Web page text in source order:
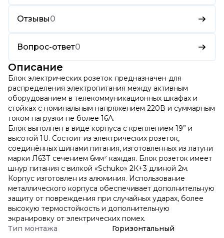
Отзывы0
Вопрос-ответ0
Описание
Блок электрических розеток предназначен для
распределения электропитания между активным
оборудованием в телекоммуникационных шкафах и
стойках с номинальным напряжением 220В и суммарным
током нагрузки не более 16А.
Блок выполнен в виде корпуса с креплением 19” и
высотой 1U. Состоит из электрических розеток,
соединённых шинами питания, изготовленных из латуни
марки Л63Т сечением 6мм² каждая. Блок розеток имеет
шнур питания с вилкой «Schuko» 2К+3 длиной 2м.
Корпус изготовлен из алюминия. Использование
металлического корпуса обеспечивает дополнительную
защиту от повреждения при случайных ударах, более
высокую термостойкость и дополнительную
экранировку от электрических помех.
Тип монтажа
Горизонтальный